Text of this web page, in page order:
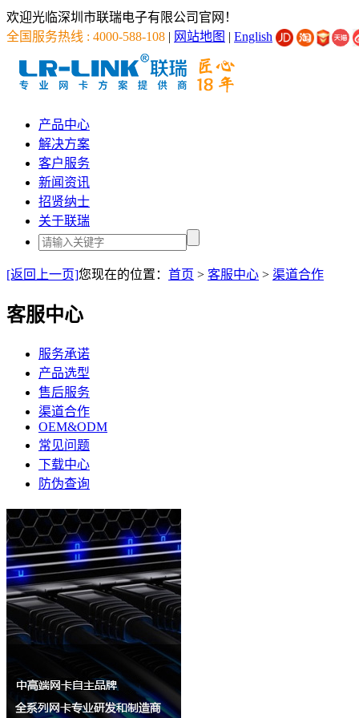
欢迎光临深圳市联瑞电子有限公司官网！
全国服务热线 : 4000-588-108 | 网站地图 | English
产品中心
解决方案
客户服务
新闻资讯
招贤纳士
关于联瑞
[返回上一页]您现在的位置： 首页 > 客服中心 > 渠道合作
客服中心
服务承诺
产品选型
售后服务
渠道合作
OEM&ODM
常见问题
下载中心
防伪查询